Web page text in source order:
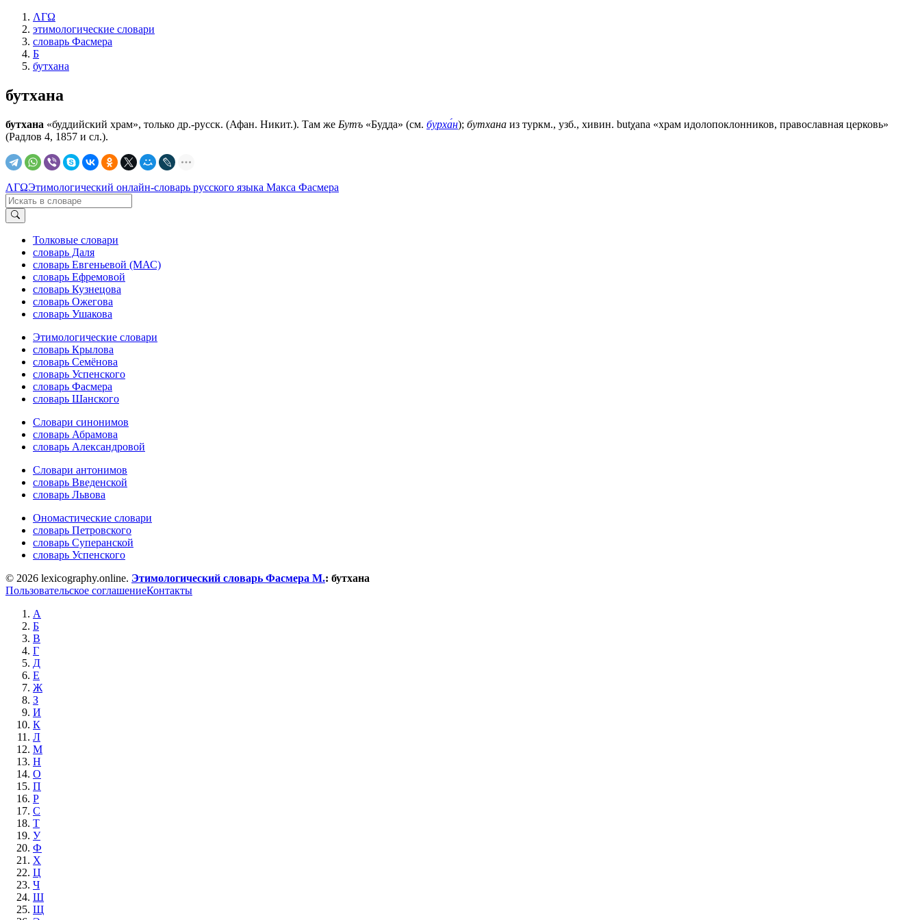
ΛΓΩ
этимологические словари
словарь Фасмера
Б
бутхана
бутхана
бутхана «буддийский храм», только др.-русск. (Афан. Никит.). Там же Бутъ «Будда» (см. бурха́н); бутхана из туркм., узб., хивин. butχana «храм идолопоклонников, православная церковь»
(Радлов 4, 1857 и сл.).
ΛΓΩЭтимологический онлайн-словарь русского языка Макса Фасмера
Толковые словари
словарь Даля
словарь Евгеньевой (МАС)
словарь Ефремовой
словарь Кузнецова
словарь Ожегова
словарь Ушакова
Этимологические словари
словарь Крылова
словарь Семёнова
словарь Успенского
словарь Фасмера
словарь Шанского
Словари синонимов
словарь Абрамова
словарь Александровой
Словари антонимов
словарь Введенской
словарь Львова
Ономастические словари
словарь Петровского
словарь Суперанской
словарь Успенского
© 2026 lexicography.online. Этимологический словарь Фасмера М.: бутхана
Пользовательское соглашениеКонтакты
А
Б
В
Г
Д
Е
Ж
З
И
К
Л
М
Н
О
П
Р
С
Т
У
Ф
Х
Ц
Ч
Ш
Щ